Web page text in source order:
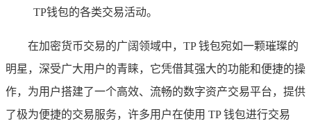
TP钱包的各类交易活动。
在加密货币交易的广阔领域中，TP 钱包宛如一颗璀璨的
明星，深受广大用户的青睐，它凭借其强大的功能和便捷的操
作，为用户搭建了一个高效、流畅的数字资产交易平台，提供
了极为便捷的交易服务，许多用户在使用 TP 钱包进行交易